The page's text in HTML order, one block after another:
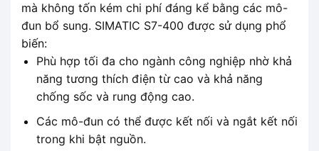
mà không tốn kém chi phí đáng kể bằng các mô-
đun bổ sung. SIMATIC S7-400 được sử dụng phổ
biến:
Phù hợp tối đa cho ngành công nghiệp nhờ khả
năng tương thích điện từ cao và khả năng
chống sốc và rung động cao.
Các mô-đun có thể được kết nối và ngắt kết nối
trong khi bật nguồn.